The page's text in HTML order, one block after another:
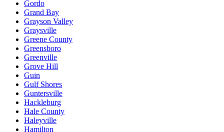
Gordo
Grand Bay
Grayson Valley
Graysville
Greene County
Greensboro
Greenville
Grove Hill
Guin
Gulf Shores
Guntersville
Hackleburg
Hale County
Haleyville
Hamilton